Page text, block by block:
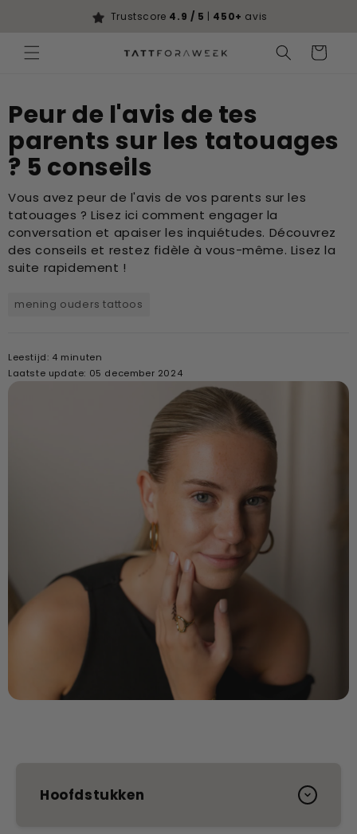
Trustscore 4.9 / 5 | 450+ avis
Panier
Peur de l'avis de tes
parents sur les tatouages
? 5 conseils
Vous avez peur de l'avis de vos parents sur les
tatouages ? Lisez ici comment engager la
conversation et apaiser les inquiétudes. Découvrez
des conseils et restez fidèle à vous-même. Lisez la
suite rapidement !
mening ouders tattoos
Leestijd: 4 minuten
Laatste update: 05 december 2024
Hoofdstukken